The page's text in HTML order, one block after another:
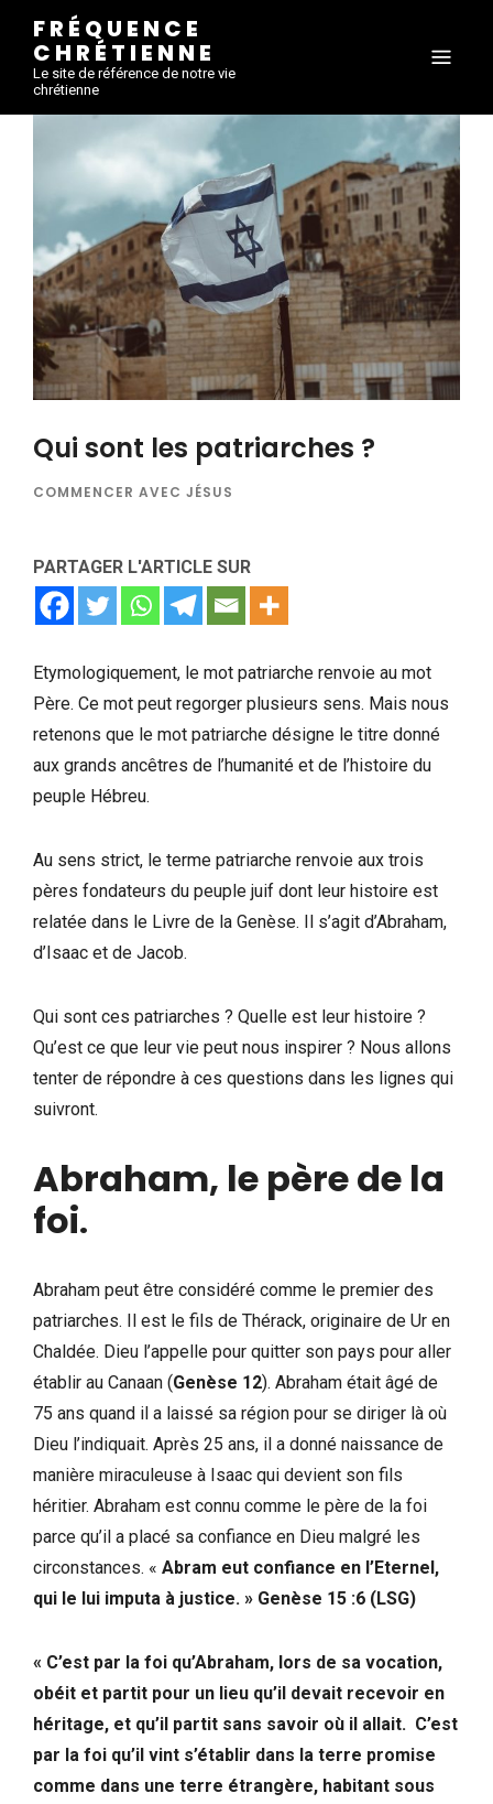
FRÉQUENCE
CHRÉTIENNE
Le site de référence de notre vie
chrétienne
Qui sont les patriarches ?
COMMENCER AVEC JÉSUS
PARTAGER L'ARTICLE SUR
Etymologiquement, le mot patriarche renvoie au mot
Père. Ce mot peut regorger plusieurs sens. Mais nous
retenons que le mot patriarche désigne le titre donné
aux grands ancêtres de l’humanité et de l’histoire du
peuple Hébreu.
Au sens strict, le terme patriarche renvoie aux trois
pères fondateurs du peuple juif dont leur histoire est
relatée dans le Livre de la Genèse. Il s’agit d’Abraham,
d’Isaac et de Jacob.
Qui sont ces patriarches ? Quelle est leur histoire ?
Qu’est ce que leur vie peut nous inspirer ? Nous allons
tenter de répondre à ces questions dans les lignes qui
suivront.
Abraham, le père de la
foi.
Abraham peut être considéré comme le premier des
patriarches. Il est le fils de Thérack, originaire de Ur en
Chaldée. Dieu l’appelle pour quitter son pays pour aller
établir au Canaan (Genèse 12). Abraham était âgé de
75 ans quand il a laissé sa région pour se diriger là où
Dieu l’indiquait. Après 25 ans, il a donné naissance de
manière miraculeuse à Isaac qui devient son fils
héritier. Abraham est connu comme le père de la foi
parce qu’il a placé sa confiance en Dieu malgré les
circonstances. « Abram eut confiance en l’Eternel,
qui le lui imputa à justice. » Genèse 15 :6 (LSG)
« C’est par la foi qu’Abraham, lors de sa vocation,
obéit et partit pour un lieu qu’il devait recevoir en
héritage, et qu’il partit sans savoir où il allait. C’est
par la foi qu’il vint s’établir dans la terre promise
comme dans une terre étrangère, habitant sous